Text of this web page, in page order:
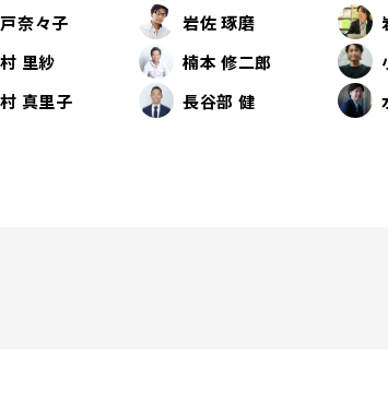
奈々子 岩佐 琢磨
里紗 楠本 修二郎
真里子 長谷部 健